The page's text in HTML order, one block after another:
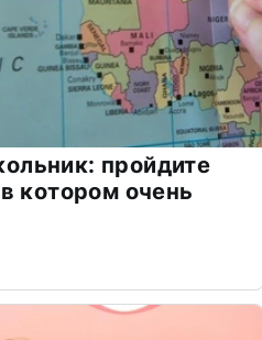
пройдите
котором очень